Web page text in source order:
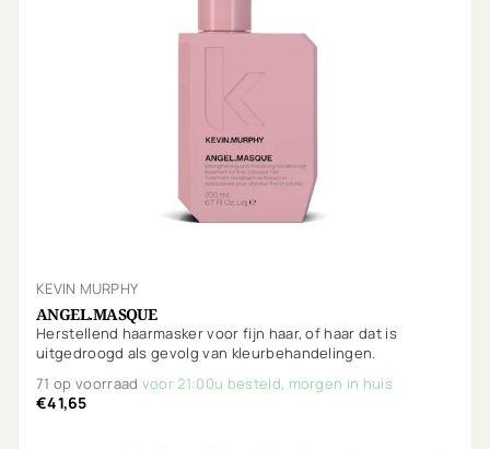
KEVIN MURPHY
ANGEL.MASQUE
Herstellend haarmasker voor fijn haar, of haar dat is
uitgedroogd als gevolg van kleurbehandelingen.
71 op voorraad voor 21:00u besteld, morgen in huis
€41,65